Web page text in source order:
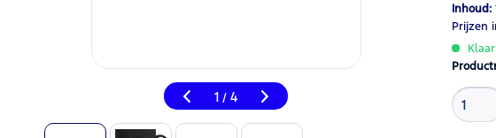
1 / 4
Inhoud:
Prijzen